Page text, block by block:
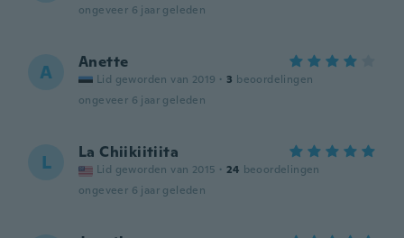
ongeveer 6 jaar geleden
A Anette
Lid geworden van 2019 · 3 beoordelingen
ongeveer 6 jaar geleden
L La Chiikiitiita
Lid geworden van 2015 · 24 beoordelingen
ongeveer 6 jaar geleden